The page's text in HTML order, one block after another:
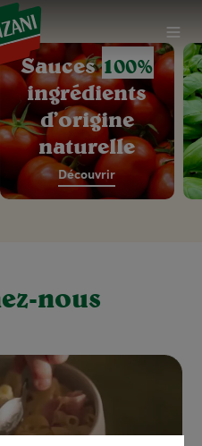
Sauces100%
ingrédients
d’origine
naturelle
Découvrir
nous